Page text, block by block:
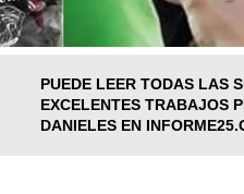
PUEDE LEER TODAS LAS
EXCELENTES TRABAJOS
DANIELES EN